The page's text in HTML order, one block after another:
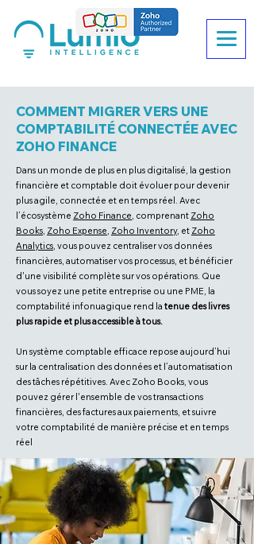
COMMENT MIGRER VERS UNE
COMPTABILITÉ CONNECTÉE AVEC
ZOHO FINANCE
Dans un monde de plus en plus digitalisé, la gestion
financière et comptable doit évoluer pour devenir
plus agile, connectée et en temps réel. Avec
l’écosystème Zoho Finance, comprenant Zoho
Books, Zoho Expense, Zoho Inventory, et Zoho
Analytics, vous pouvez centraliser vos données
financières, automatiser vos processus, et bénéficier
d'une visibilité complète sur vos opérations. Que
vous soyez une petite entreprise ou une PME, la
comptabilité infonuagique rend la tenue des livres
plus rapide et plus accessible à tous.
Un système comptable efficace repose aujourd’hui
sur la centralisation des données et l’automatisation
des tâches répétitives. Avec Zoho Books, vous
pouvez gérer l'ensemble de vos transactions
financières, des factures aux paiements, et suivre
votre comptabilité de manière précise et en temps
réel